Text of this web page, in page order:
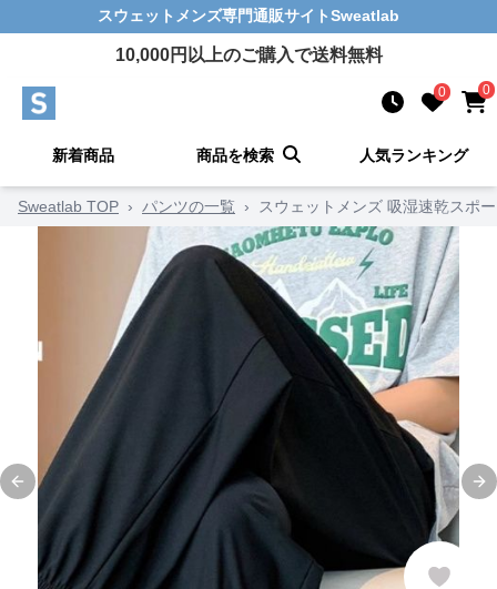
スウェットメンズ専門通販サイトSweatlab
10,000円以上のご購入で送料無料
0 0
新着商品 商品を検索 人気ランキング
Sweatlab TOP › パンツの一覧 › スウェットメンズ 吸湿速乾スポ
Previous slide